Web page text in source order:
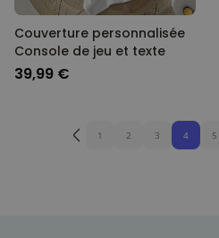
Couverture personnalisée
Console de jeu et texte
39,99 €
1 2 3 4 5